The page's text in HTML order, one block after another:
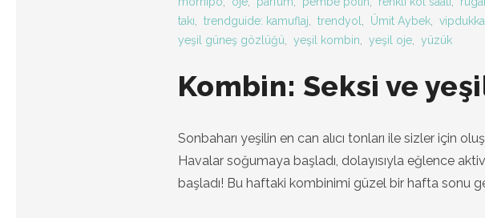
takı
trendguide: kamuflaj trendyol Ümit Aybek
yeşil güneş gözlüğü
yeşil kombin yeşil oje yüzük
Kombin: Seksi ve
Sonbaharı yeşilin en can alıcı tonları ile sizler için
Havalar soğumaya başladı, dolayısıyla eğlence
başladı! Bu haftaki kombinimi güzel bir hafta sonu